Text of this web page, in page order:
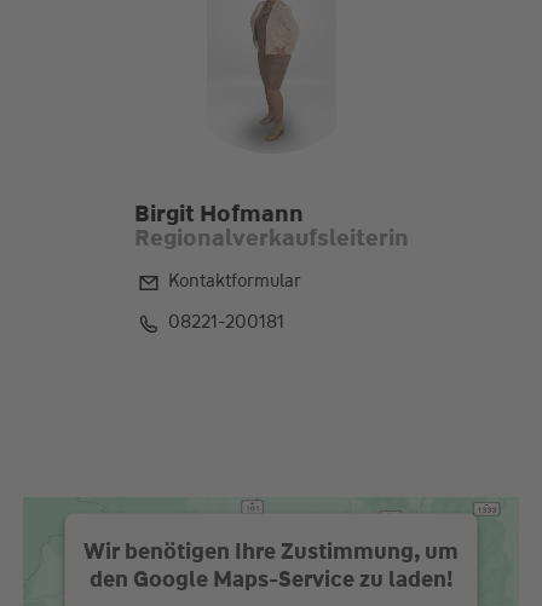
Birgit Hofmann
Regionalverkaufsleiterin
Kontaktformular
08221-200181
Wir benötigen Ihre Zustimmung, um
den Google Maps-Service zu laden!